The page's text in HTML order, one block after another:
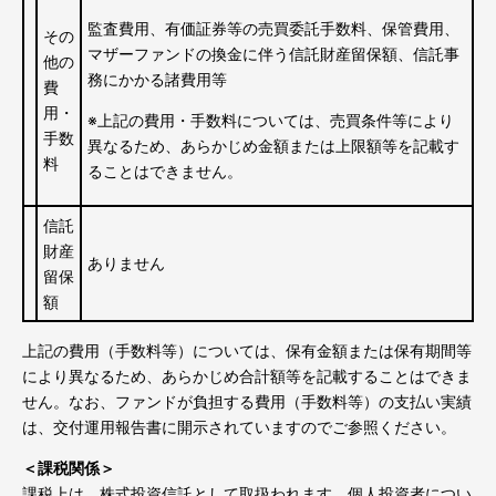
その
他の
費
用・
手数
料
監査費用、有価証券等の売買委託手数料、保管費用、
マザーファンドの換金に伴う信託財産留保額、信託事
務にかかる諸費用等
※ 上記の費用・手数料については、売買条件等により
異なるため、あらかじめ金額または上限額等を記載す
ることはできません。
信託
財産
留保
額
ありません
上記の費用（手数料等）については、保有金額または保有期間等
により異なるため、あらかじめ合計額等を記載することはできま
せん。なお、ファンドが負担する費用（手数料等）の支払い実績
は、交付運用報告書に開示されていますのでご参照ください。
＜課税関係＞